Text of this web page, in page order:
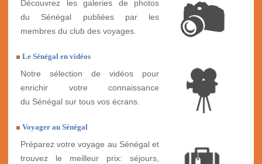
Découvrez les galeries de photos
du Sénégal publiées par les
membres du club des voyages.
Le Sénégal en vidéos
Notre sélection de vidéos pour
enrichir votre connaissance
du Sénégal sur tous vos écrans.
Voyager au Sénégal
Préparez votre voyage au Sénégal et
trouvez le meilleur prix: séjours,